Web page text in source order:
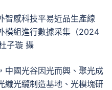
智感科技平易近品生產線
模組進行數據采集（2024
子璇 攝
中國光谷因光而興、聚光成
纖光纜制造基地、光模塊研